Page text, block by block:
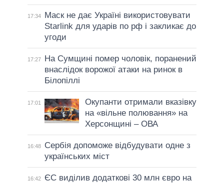
17:34
Маск не дає Україні використовувати
Starlink для ударів по рф і закликає до
угоди
17:27
На Сумщині помер чоловік, поранений
внаслідок ворожої атаки на ринок в
Білопіллі
17:01
Окупанти отримали вказівку
на «вільне полювання» на
Херсонщині – ОВА
16:48
Сербія допоможе відбудувати одне з
українських міст
16:42
ЄС виділив додаткові 30 млн євро на